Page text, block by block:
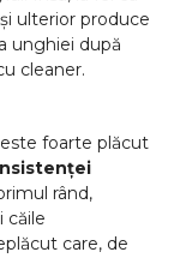
ulterior produce
unghiei după
cleaner.
foarte plăcut
rând,
căile
care, de